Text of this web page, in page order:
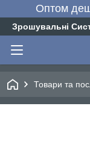
Оптом
Зрошувальні
Товари та